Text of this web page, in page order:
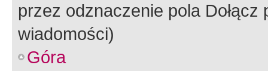
przez odznaczenie pola
wiadomości)
Góra